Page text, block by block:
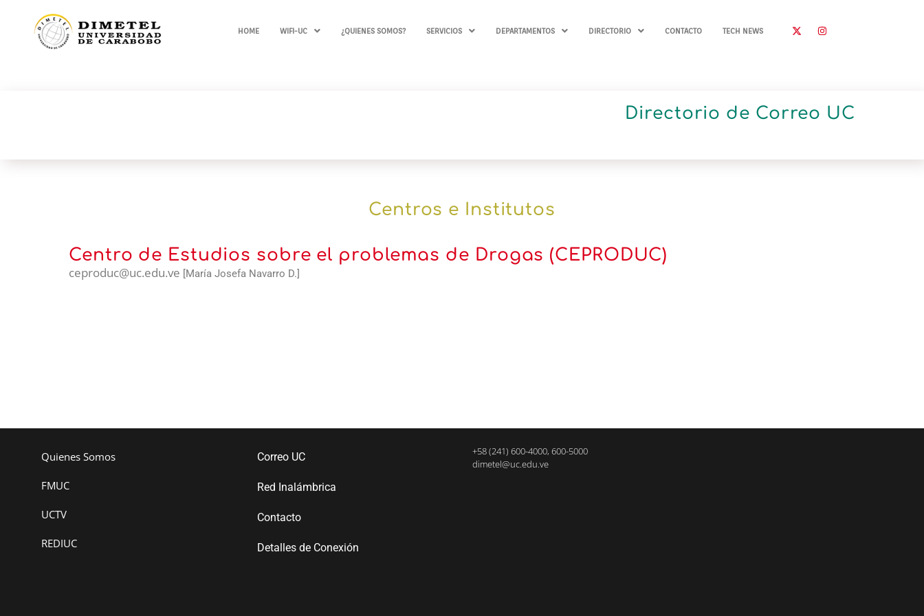
HOME WIFI-UC ¿QUIENES SOMOS? SERVICIOS DEPARTAMENTOS DIRECTORIO CONTACTO TECH NEWS
Directorio de Correo UC
Centros e Institutos
Centro de Estudios sobre el problemas de Drogas (CEPRODUC)
ceproduc@uc.edu.ve [María Josefa Navarro D.]
Quienes Somos
FMUC
UCTV
REDIUC
Correo UC
Red Inalámbrica
Contacto
Detalles de Conexión
+58 (241) 600-4000, 600-5000
dimetel@uc.edu.ve